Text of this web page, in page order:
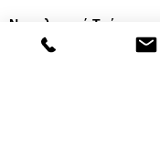
Νοσηλευτικά Τμήματα
Χειμερινό ωράριο: 11.00-13.00